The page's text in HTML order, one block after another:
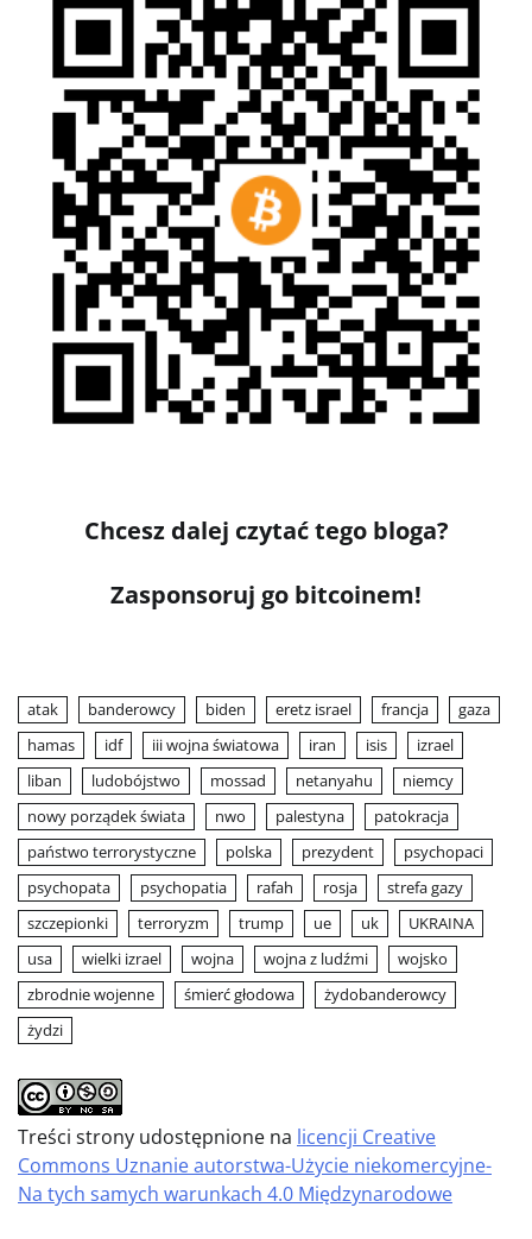
Chcesz dalej czytać tego bloga?
Zasponsoruj go bitcoinem!
atak banderowcy biden eretz israel francja
gaza
hamas
idf iii wojna światowa iran isis
izrael
liban
ludobójstwo mossad netanyahu
niemcy
nowy porządek świata
nwo palestyna
patokracja
państwo terrorystyczne
polska prezydent
psychopaci
psychopata
psychopatia rafah rosja
strefa gazy
szczepionki
terroryzm trump ue uk
UKRAINA
usa
wielki izrael wojna wojna z ludźmi
wojsko
zbrodnie wojenne
śmierć głodowa
żydobanderowcy
żydzi
Treści strony udostępnione na licencji Creative
Commons Uznanie autorstwa-Użycie niekomercyjne-
Na tych samych warunkach 4.0 Międzynarodowe